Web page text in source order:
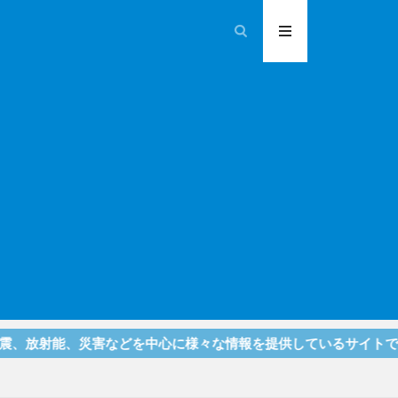
害などを中心に様々な情報を提供しているサイトです！